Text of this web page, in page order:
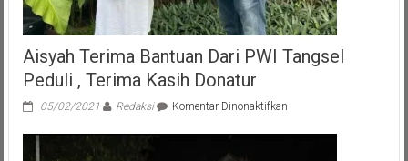
Aisyah Terima Bantuan Dari PWI Tangsel
Peduli , Terima Kasih Donatur
05/02/2021 Redaksi Komentar Dinonaktifkanpada